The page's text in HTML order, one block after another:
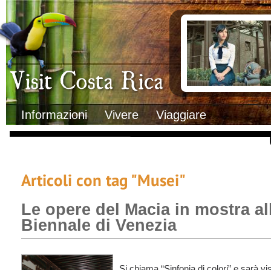
Visit Costa Rica
Informazioni Vivere Viaggiare
Clima
Geografia
Informazioni Geografiche
Letteratura e cultura
Gastronomia
Lo sapevi che
Musica
Natura
Storia
Trasporti Interni
Documenti
Italiani in Costa
L’ambasciata
Opportunità
Articoli con tag "Musei"
Le opere del Macia in mostra
Biennale di Venezia